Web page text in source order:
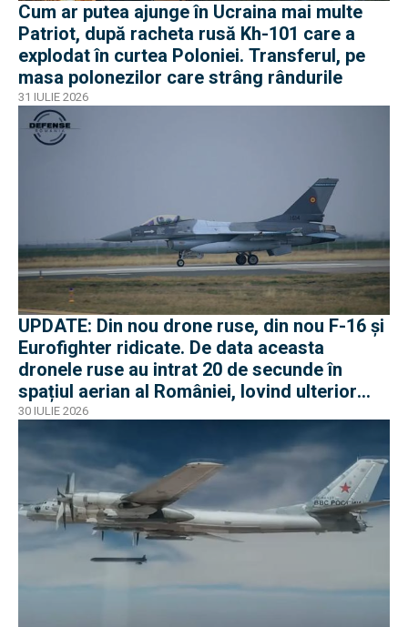
Cum ar putea ajunge în Ucraina mai multe
Patriot, după racheta rusă Kh-101 care a
explodat în curtea Poloniei. Transferul, pe
masa polonezilor care strâng rândurile
31 IULIE 2026
UPDATE: Din nou drone ruse, din nou F-16 și
Eurofighter ridicate. De data aceasta
dronele ruse au intrat 20 de secunde în
spațiul aerian al României, lovind ulterior
Ucraina
30 IULIE 2026